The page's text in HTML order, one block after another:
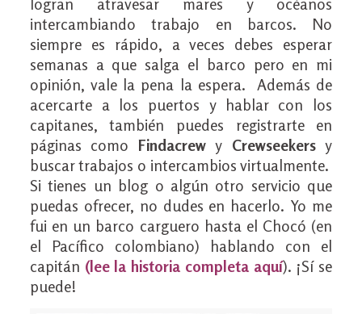
intercambiando trabajo en barcos. No
siempre es rápido, a veces debes esperar
semanas a que salga el barco pero en mi
opinión, vale la pena la espera. Además de
acercarte a los puertos y hablar con los
capitanes, también puedes registrarte en
páginas como Findacrewy Crewseekersy
buscar trabajos o intercambios virtualmente.
Si tienes un blog o algún otro servicio que
puedas ofrecer, no dudes en hacerlo. Yo me
fui en un barco carguero hasta el Chocó (en
el Pacífico colombiano) hablando con el
capitán (lee la historia completa aquí). ¡Sí se
puede!